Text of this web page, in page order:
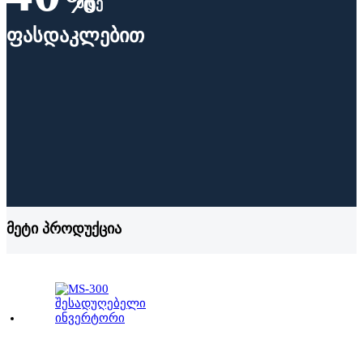
ᲛᲓᲔ
ᲤᲐᲡᲓᲐᲙᲚᲔᲑᲘᲗ
მეტი პროდუქცია